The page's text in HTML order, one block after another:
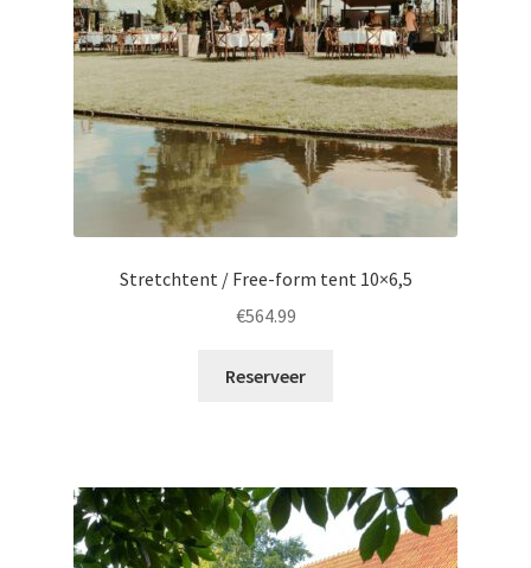
Stretchtent / Free-form tent 10×6,5
€564.99
Reserveer